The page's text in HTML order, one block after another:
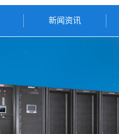
新闻资讯